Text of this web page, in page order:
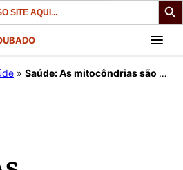
» Saúde: As mitocôndrias são mais do que potências – elas são a placa-mãe da célula